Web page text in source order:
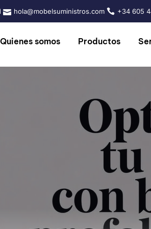
hola@mobelsuministros.com +34 605
Quienes somos Productos